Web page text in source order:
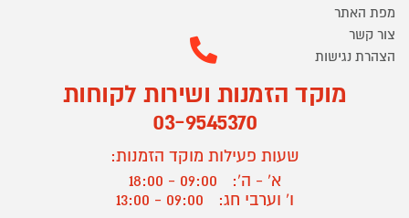
מפת האתר
צור קשר
הצהרת נגישות
מוקד הזמנות ושירות לקוחות
03-9545370
שעות פעילות מוקד הזמנות:
א' - ה':
09:00 - 18:00
ו' וערבי חג:
09:00 - 13:00